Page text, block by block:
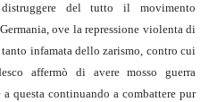
del tutto il movimento
ove la repressione violenta di
infamata dello zarismo, contro cui
affermò di avere mosso guerra
questa continuando a combattere pur